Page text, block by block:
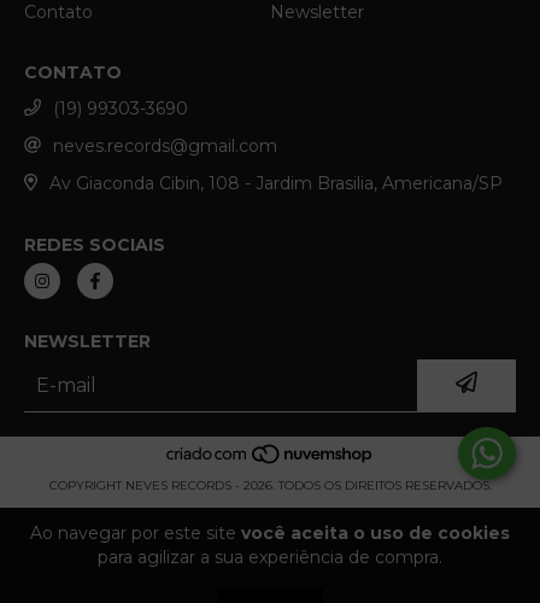
Ao navegar por este site você aceita o uso de cookies
para agilizar a sua experiência de compra.
Contato Newsletter
CONTATO
(19) 99303-3690
neves.records@gmail.com
Av Giaconda Cibin, 108 - Jardim Brasilia, Americana/SP
REDES SOCIAIS
NEWSLETTER
COPYRIGHT NEVES RECORDS - 2026. TODOS OS DIREITOS RESERVADOS.